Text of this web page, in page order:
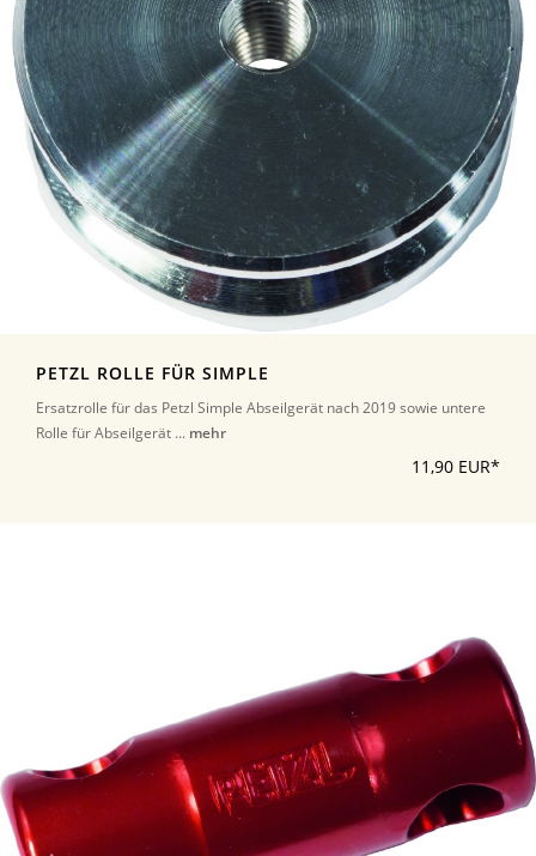
PETZL ROLLE FÜR SIMPLE
Ersatzrolle für das Petzl Simple Abseilgerät nach 2019 sowie untere
Rolle für Abseilgerät ... mehr
11,90 EUR*